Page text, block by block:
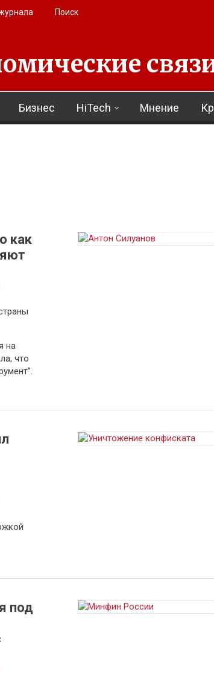
Поиск
Бизнес HiTech Мнение
как
на
что
под